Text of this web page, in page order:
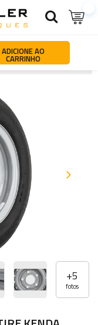
pneus Rodas
+5
fotos
ADICIONE AO
CARRINHO